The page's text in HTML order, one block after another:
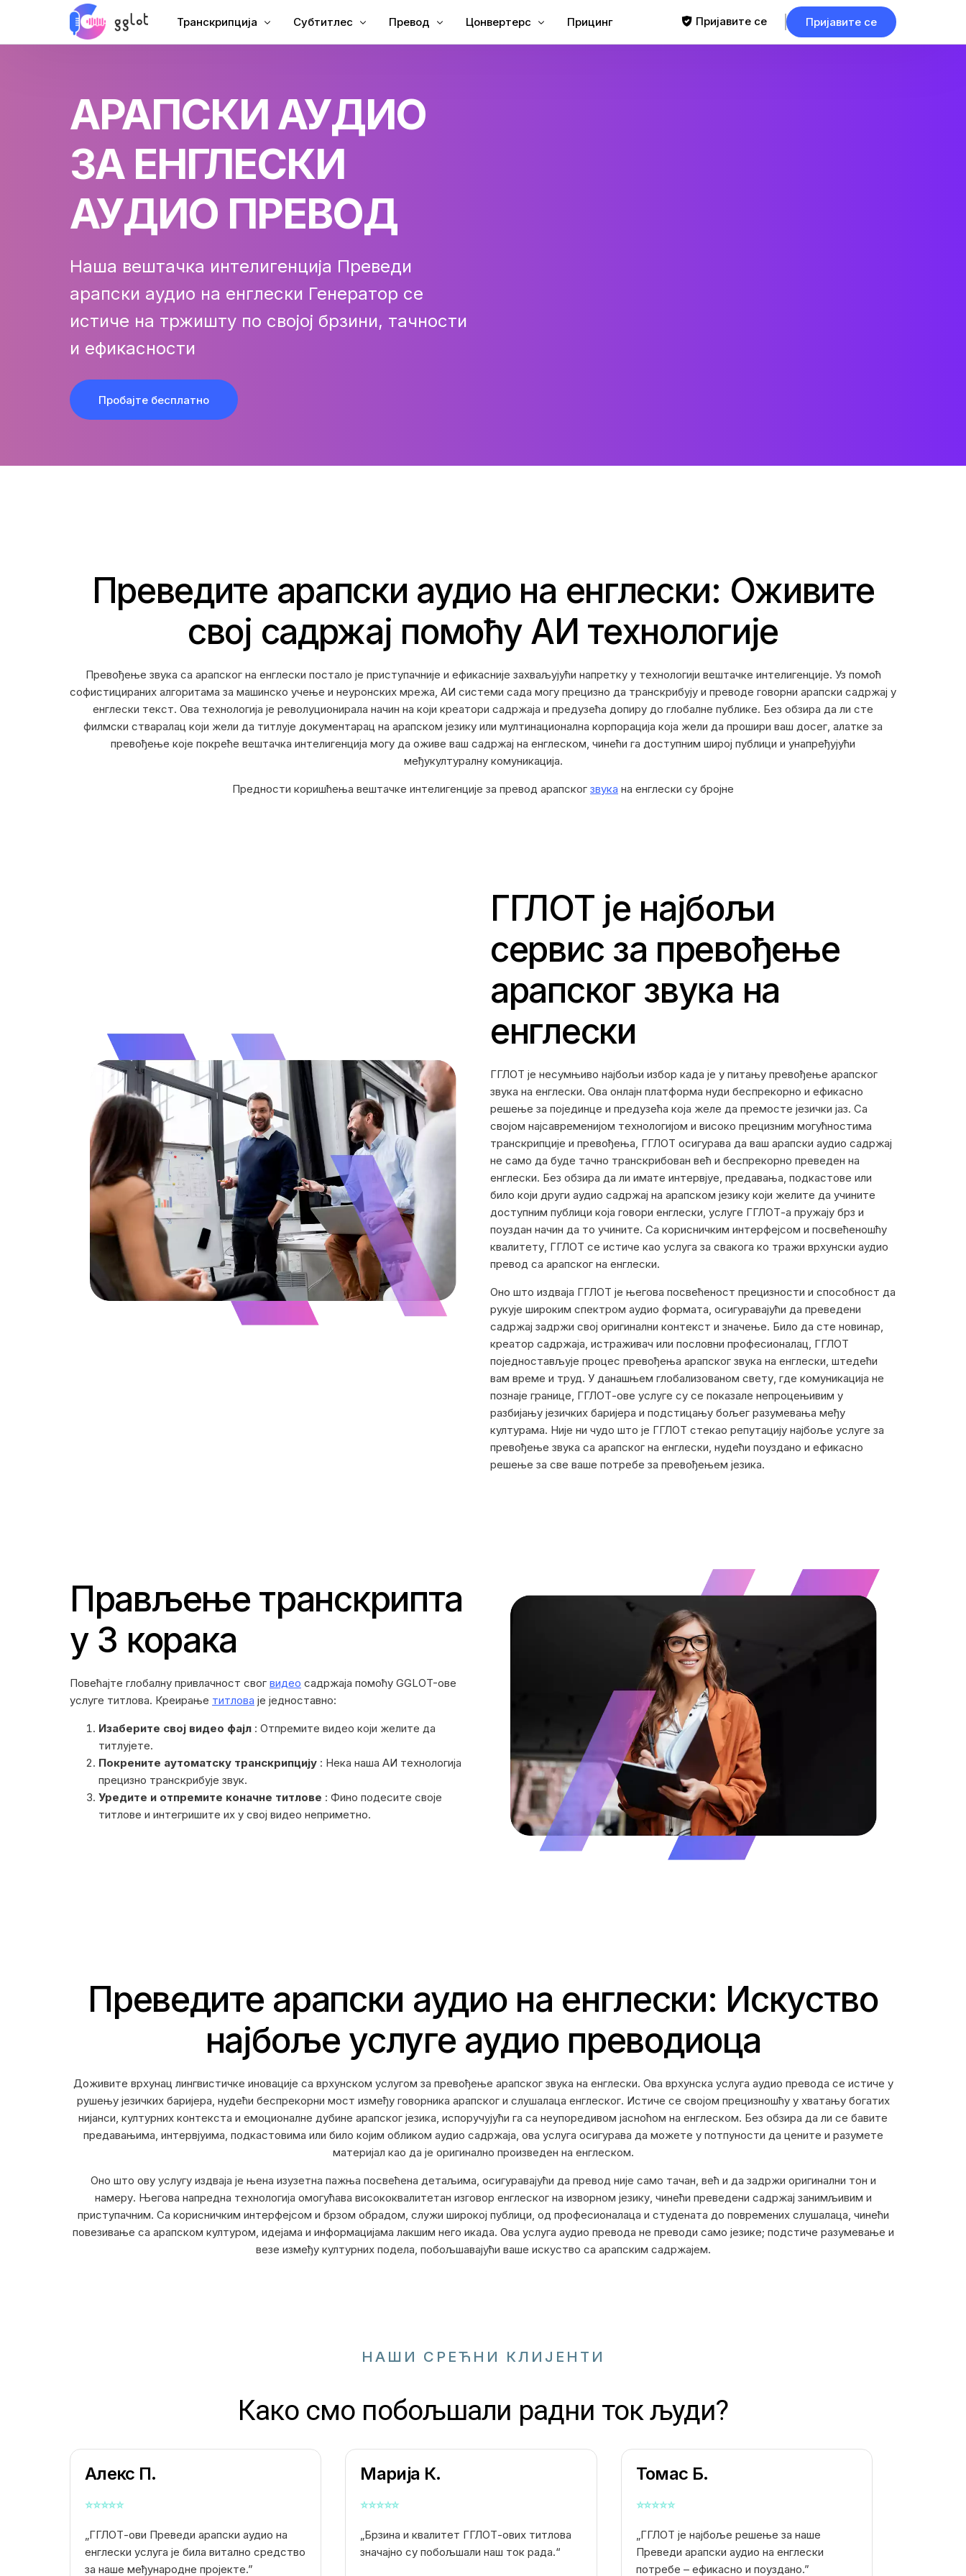
Транскрипција
Транскрибујте видео
Преписати ИоуТубе
Састанак Транскрипције
Аудио за текст
Цорпорате Воицеовер
Аудиобоок Воицеовер
Субтитлес
Додајте титлове у МП4
Цхинесе Субтитлес
АИ Дуббинг
Титле Преводилац
ВТТ Цреатор
Превод
Видео Транслатор
Цонвертерс Прицинг Пријавите се Пријавите се
АРАПСКИ АУДИО
ЗА ЕНГЛЕСКИ
АУДИО ПРЕВОД
Наша вештачка интелигенција Преведи
арапски аудио на енглески Генератор се
истиче на тржишту по својој брзини, тачности
и ефикасности
Пробајте бесплатно
Преведите арапски аудио на енглески: Оживите
свој садржај помоћу АИ технологије
Превођење звука са арапског на енглески постало је приступачније и ефикасније захваљујући напретку у технологији вештачке интелигенције. Уз помоћ
софистицираних алгоритама за машинско учење и неуронских мрежа, АИ системи сада могу прецизно да транскрибују и преводе говорни арапски садржај у
енглески текст. Ова технологија је револуционирала начин на који креатори садржаја и предузећа допиру до глобалне публике. Без обзира да ли сте
филмски стваралац који жели да титлује документарац на арапском језику или мултинационална корпорација која жели да прошири ваш досег, алатке за
превођење које покреће вештачка интелигенција могу да оживе ваш садржај на енглеском, чинећи га доступним широј публици и унапређујући
међукултуралну комуникација.
Предности коришћења вештачке интелигенције за превод арапског звука на енглески су бројне
ГГЛОТ је најбољи
сервис за превођење
арапског звука на
енглески
ГГЛОТ је несумњиво најбољи избор када је у питању превођење арапског
звука на енглески. Ова онлајн платформа нуди беспрекорно и ефикасно
решење за појединце и предузећа која желе да премосте језички јаз. Са
својом најсавременијом технологијом и високо прецизним могућностима
транскрипције и превођења, ГГЛОТ осигурава да ваш арапски аудио садржај
не само да буде тачно транскрибован већ и беспрекорно преведен на
енглески. Без обзира да ли имате интервјуе, предавања, подкастове или
било који други аудио садржај на арапском језику који желите да учините
доступним публици која говори енглески, услуге ГГЛОТ-а пружају брз и
поуздан начин да то учините. Са корисничким интерфејсом и посвећеношћу
квалитету, ГГЛОТ се истиче као услуга за свакога ко тражи врхунски аудио
превод са арапског на енглески.
Оно што издваја ГГЛОТ је његова посвећеност прецизности и способност да
рукује широким спектром аудио формата, осигуравајући да преведени
садржај задржи свој оригинални контекст и значење. Било да сте новинар,
креатор садржаја, истраживач или пословни професионалац, ГГЛОТ
поједностављује процес превођења арапског звука на енглески, штедећи
вам време и труд. У данашњем глобализованом свету, где комуникација не
познаје границе, ГГЛОТ-ове услуге су се показале непроцењивим у
разбијању језичких баријера и подстицању бољег разумевања међу
културама. Није ни чудо што је ГГЛОТ стекао репутацију најбоље услуге за
превођење звука са арапског на енглески, нудећи поуздано и ефикасно
решење за све ваше потребе за превођењем језика.
Прављење транскрипта
у 3 корака
Повећајте глобалну привлачност свог видео садржаја помоћу GGLOT-ове
услуге титлова. Креирање титлова је једноставно:
Изаберите свој видео фајл : Отпремите видео који желите да
титлујете.
Покрените аутоматску транскрипцију : Нека наша АИ технологија
прецизно транскрибује звук.
Уредите и отпремите коначне титлове : Фино подесите своје
титлове и интегришите их у свој видео неприметно.
Преведите арапски аудио на енглески: Искуство
најбоље услуге аудио преводиоца
Доживите врхунац лингвистичке иновације са врхунском услугом за превођење арапског звука на енглески. Ова врхунска услуга аудио превода се истиче у
рушењу језичких баријера, нудећи беспрекорни мост између говорника арапског и слушалаца енглеског. Истиче се својом прецизношћу у хватању богатих
нијанси, културних контекста и емоционалне дубине арапског језика, испоручујући га са неупоредивом јасноћом на енглеском. Без обзира да ли се бавите
предавањима, интервјуима, подкастовима или било којим обликом аудио садржаја, ова услуга осигурава да можете у потпуности да цените и разумете
материјал као да је оригинално произведен на енглеском.
Оно што ову услугу издваја је њена изузетна пажња посвећена детаљима, осигуравајући да превод није само тачан, већ и да задржи оригинални тон и
намеру. Његова напредна технологија омогућава висококвалитетан изговор енглеског на изворном језику, чинећи преведени садржај занимљивим и
приступачним. Са корисничким интерфејсом и брзом обрадом, служи широкој публици, од професионалаца и студената до повремених слушалаца, чинећи
повезивање са арапском културом, идејама и информацијама лакшим него икада. Ова услуга аудио превода не преводи само језике; подстиче разумевање и
везе између културних подела, побољшавајући ваше искуство са арапским садржајем.
НАШИ СРЕЋНИ КЛИЈЕНТИ
Како смо побољшали радни ток људи?
Алекс П.
⭐⭐⭐⭐⭐
„ГГЛОТ-ови Преведи арапски аудио на
енглески услуга је била витално средство
за наше међународне пројекте.”
Марија К.
⭐⭐⭐⭐⭐
„Брзина и квалитет ГГЛОТ-ових титлова
значајно су побољшали наш ток рада.“
Томас Б.
⭐⭐⭐⭐⭐
„ГГЛОТ је најбоље решење за наше
Преведи арапски аудио на енглески
потребе – ефикасно и поуздано.”